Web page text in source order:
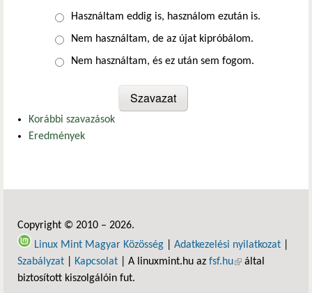
Választások
Használtam eddig is, használom ezután is.
Nem használtam, de az újat kipróbálom.
Nem használtam, és ez után sem fogom.
Korábbi szavazások
Eredmények
Copyright © 2010 – 2026.
Linux Mint Magyar Közösség
Adatkezelési nyilatkozat
Szabályzat
Kapcsolat | A linuxmint.hu az fsf.hu(külső hivatkozás)
által
biztosított kiszolgálóin fut.